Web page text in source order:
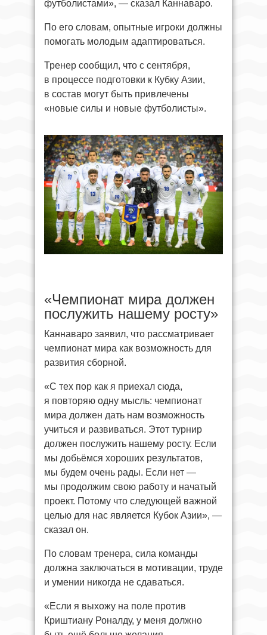
футболистами», — сказал Каннаваро.
По его словам, опытные игроки должны
помогать молодым адаптироваться.
Тренер сообщил, что с сентября,
в процессе подготовки к Кубку Азии,
в состав могут быть привлечены
«новые силы и новые футболисты».
«Чемпионат мира должен
послужить нашему росту»
Каннаваро заявил, что рассматривает
чемпионат мира как возможность для
развития сборной.
«С тех пор как я приехал сюда,
я повторяю одну мысль: чемпионат
мира должен дать нам возможность
учиться и развиваться. Этот турнир
должен послужить нашему росту. Если
мы добьёмся хороших результатов,
мы будем очень рады. Если нет —
мы продолжим свою работу и начатый
проект. Потому что следующей важной
целью для нас является Кубок Азии», —
сказал он.
По словам тренера, сила команды
должна заключаться в мотивации, труде
и умении никогда не сдаваться.
«Если я выхожу на поле против
Криштиану Роналду, у меня должно